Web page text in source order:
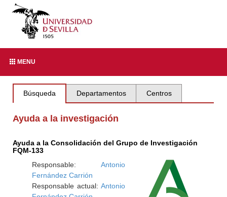
MENU
Búsqueda Departamentos Centros
Ayuda a la investigación
Ayuda a la Consolidación del Grupo de Investigación
FQM-133
Responsable: Antonio
Fernández Carrión
Responsable actual: Antonio